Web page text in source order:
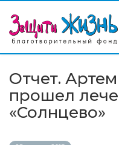
Отчет.
прошел
«Солнцево»